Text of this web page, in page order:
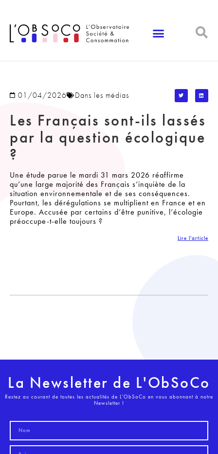
01/04/2026 Dans les médias
Les Français sont-ils lassés
par la question écologique
?
Une étude parue le mardi 31 mars 2026 réaffirme
qu’une large majorité des Français s’inquiète de la
situation environnementale et de ses conséquences.
Pourtant, les dérégulations se multiplient en France et en
Europe. Accusée par certains d’être punitive, l’écologie
préoccupe-t-elle toujours ?
Lire l'article
La Newsletter de L'ObSoCo
Restez au courant de toutes les actualités de L'ObSoCo en vous abonnant à notre
Newsletter !